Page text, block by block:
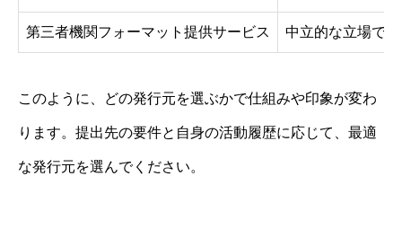
第三者機関フォーマット提供サービス 中立的な立場で
このように、どの発行元を選ぶかで仕組みや印象が変わ
ります。提出先の要件と自身の活動履歴に応じて、最適
な発行元を選んでください。